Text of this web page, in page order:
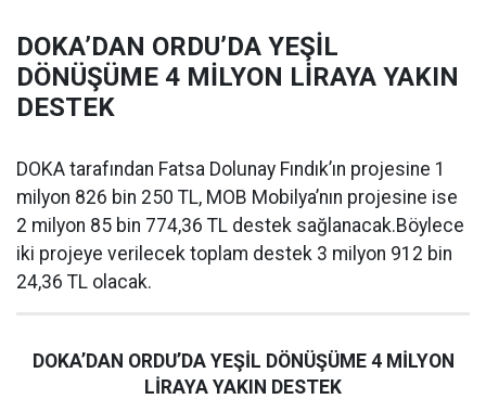
DOKA’DAN ORDU’DA YEŞİL
DÖNÜŞÜME 4 MİLYON LİRAYA YAKIN
DESTEK
DOKA tarafından Fatsa Dolunay Fındık’ın projesine 1
milyon 826 bin 250 TL, MOB Mobilya’nın projesine ise
2 milyon 85 bin 774,36 TL destek sağlanacak.Böylece
iki projeye verilecek toplam destek 3 milyon 912 bin
24,36 TL olacak.
DOKA’DAN ORDU’DA YEŞİL DÖNÜŞÜME 4 MİLYON
LİRAYA YAKIN DESTEK